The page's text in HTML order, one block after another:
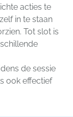
acties te
in te staan
Tot slot is
de sessie
ook effectief